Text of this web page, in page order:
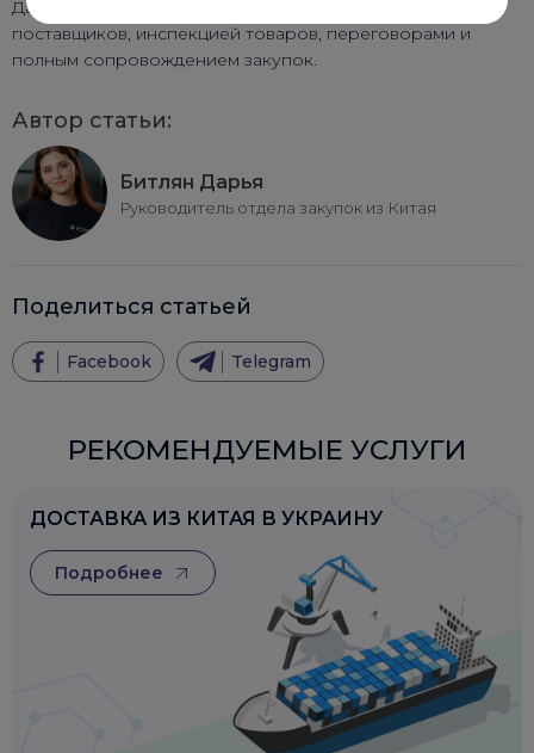
Да. Мы занимаемся поиском фабрик, аудитом
поставщиков, инспекцией товаров, переговорами и
полным сопровождением закупок.
Автор статьи:
Битлян Дарья
Руководитель отдела закупок из Китая
Поделиться статьей
Facebook Telegram
РЕКОМЕНДУЕМЫЕ УСЛУГИ
ДОСТАВКА ИЗ КИТАЯ В УКРАИНУ
Подробнее